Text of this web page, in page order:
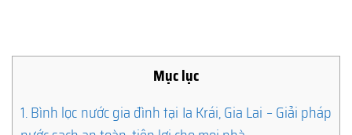
Mục lục
1.Bình lọc nước gia đình tại Ia Krái, Gia Lai – Giải pháp